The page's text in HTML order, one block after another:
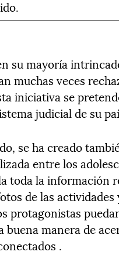
su mayoría
muchas veces
iniciativa se
judicial de su
se ha creado
entre los
toda la información
de las
protagonistas
buena manera de
.